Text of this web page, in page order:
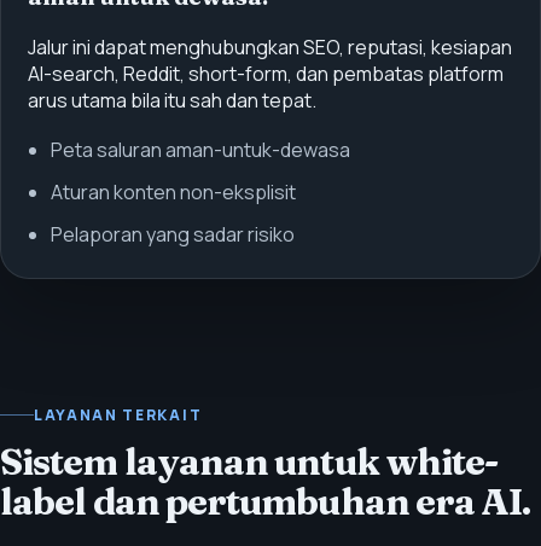
Jalur ini dapat menghubungkan SEO, reputasi, kesiapan
AI-search, Reddit, short-form, dan pembatas platform
arus utama bila itu sah dan tepat.
Peta saluran aman-untuk-dewasa
Aturan konten non-eksplisit
Pelaporan yang sadar risiko
LAYANAN TERKAIT
Sistem layanan untuk white-
label dan pertumbuhan era AI.